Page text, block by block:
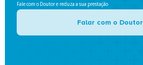
Fale com o Doutor e reduza a sua prestação
Falar com o Doutor